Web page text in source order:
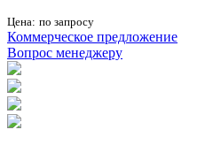
Цена: по запросу
Коммерческое предложение
Вопрос менеджеру